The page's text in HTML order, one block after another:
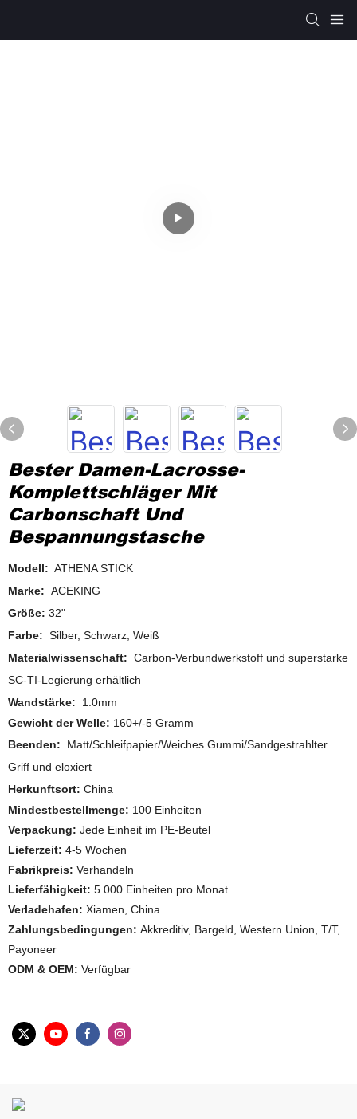
Bester Damen-Lacrosse-
Komplettschläger Mit
Carbonschaft Und
Bespannungstasche
Modell: ATHENA STICK
Marke: ACEKING
Größe: 32"
Farbe: Silber, Schwarz, Weiß
Materialwissenschaft: Carbon-Verbundwerkstoff und superstarke
SC-TI-Legierung erhältlich
Wandstärke:
1.0mm
Gewicht der Welle: 160+/-5 Gramm
Beenden:
Matt/Schleifpapier/Weiches Gummi/Sandgestrahlter
Griff und eloxiert
Herkunftsort: China
Mindestbestellmenge: 100 Einheiten
Verpackung: Jede Einheit im PE-Beutel
Lieferzeit: 4-5 Wochen
Fabrikpreis: Verhandeln
Lieferfähigkeit: 5.000 Einheiten pro Monat
Verladehafen: Xiamen, China
Zahlungsbedingungen: Akkreditiv, Bargeld, Western Union, T/T,
Payoneer
ODM & OEM: Verfügbar